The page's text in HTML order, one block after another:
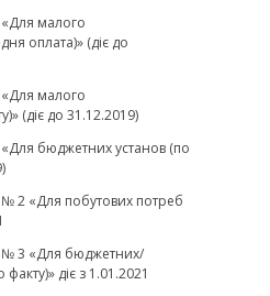
малого
оплата)» (діє до
малого
(діє до 31.12.2019)
бюджетних установ (по
2 «Для побутових потреб
№ 3 «Для бюджетних/
діє з 1.01.2021